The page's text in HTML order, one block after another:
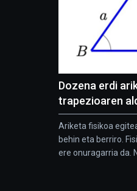
Dozena erdi
trapezioaren
Ariketa fisikoa
behin eta berriro.
ere onuragarria da.